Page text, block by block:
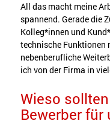
All das macht meine
spannend. Gerade die
Kolleg*innen und
technische Funktionen
nebenberufliche
ich von der Firma in
Wieso
Bewerber